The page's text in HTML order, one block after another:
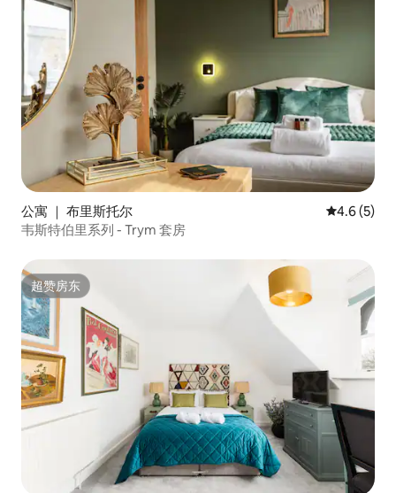
公寓 ｜ 布里斯托尔 平均评分
4.6 (5)
韦斯特伯里系列 - Trym 套房
超赞房东
超赞房东